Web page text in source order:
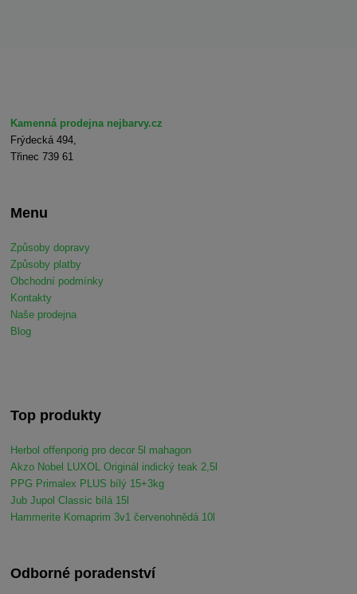
Kamenná prodejna nejbarvy.cz
Frýdecká 494,
Třinec 739 61
Menu
Způsoby dopravy
Způsoby platby
Obchodní podmínky
Kontakty
Naše prodejna
Blog
Top produkty
Herbol offenporig pro decor 5l mahagon
Akzo Nobel LUXOL Originál indický teak 2,5l
PPG Primalex PLUS bílý 15+3kg
Jub Jupol Classic bílá 15l
Hammerite Komaprim 3v1 červenohnědá 10l
Odborné poradenství